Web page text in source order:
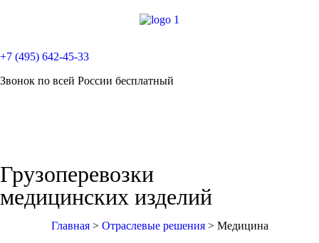
+7 (495) 642-45-33
Звонок по всей России бесплатный
Грузоперевозки
медицинских изделий
Главная> Отраслевые решения> Медицина